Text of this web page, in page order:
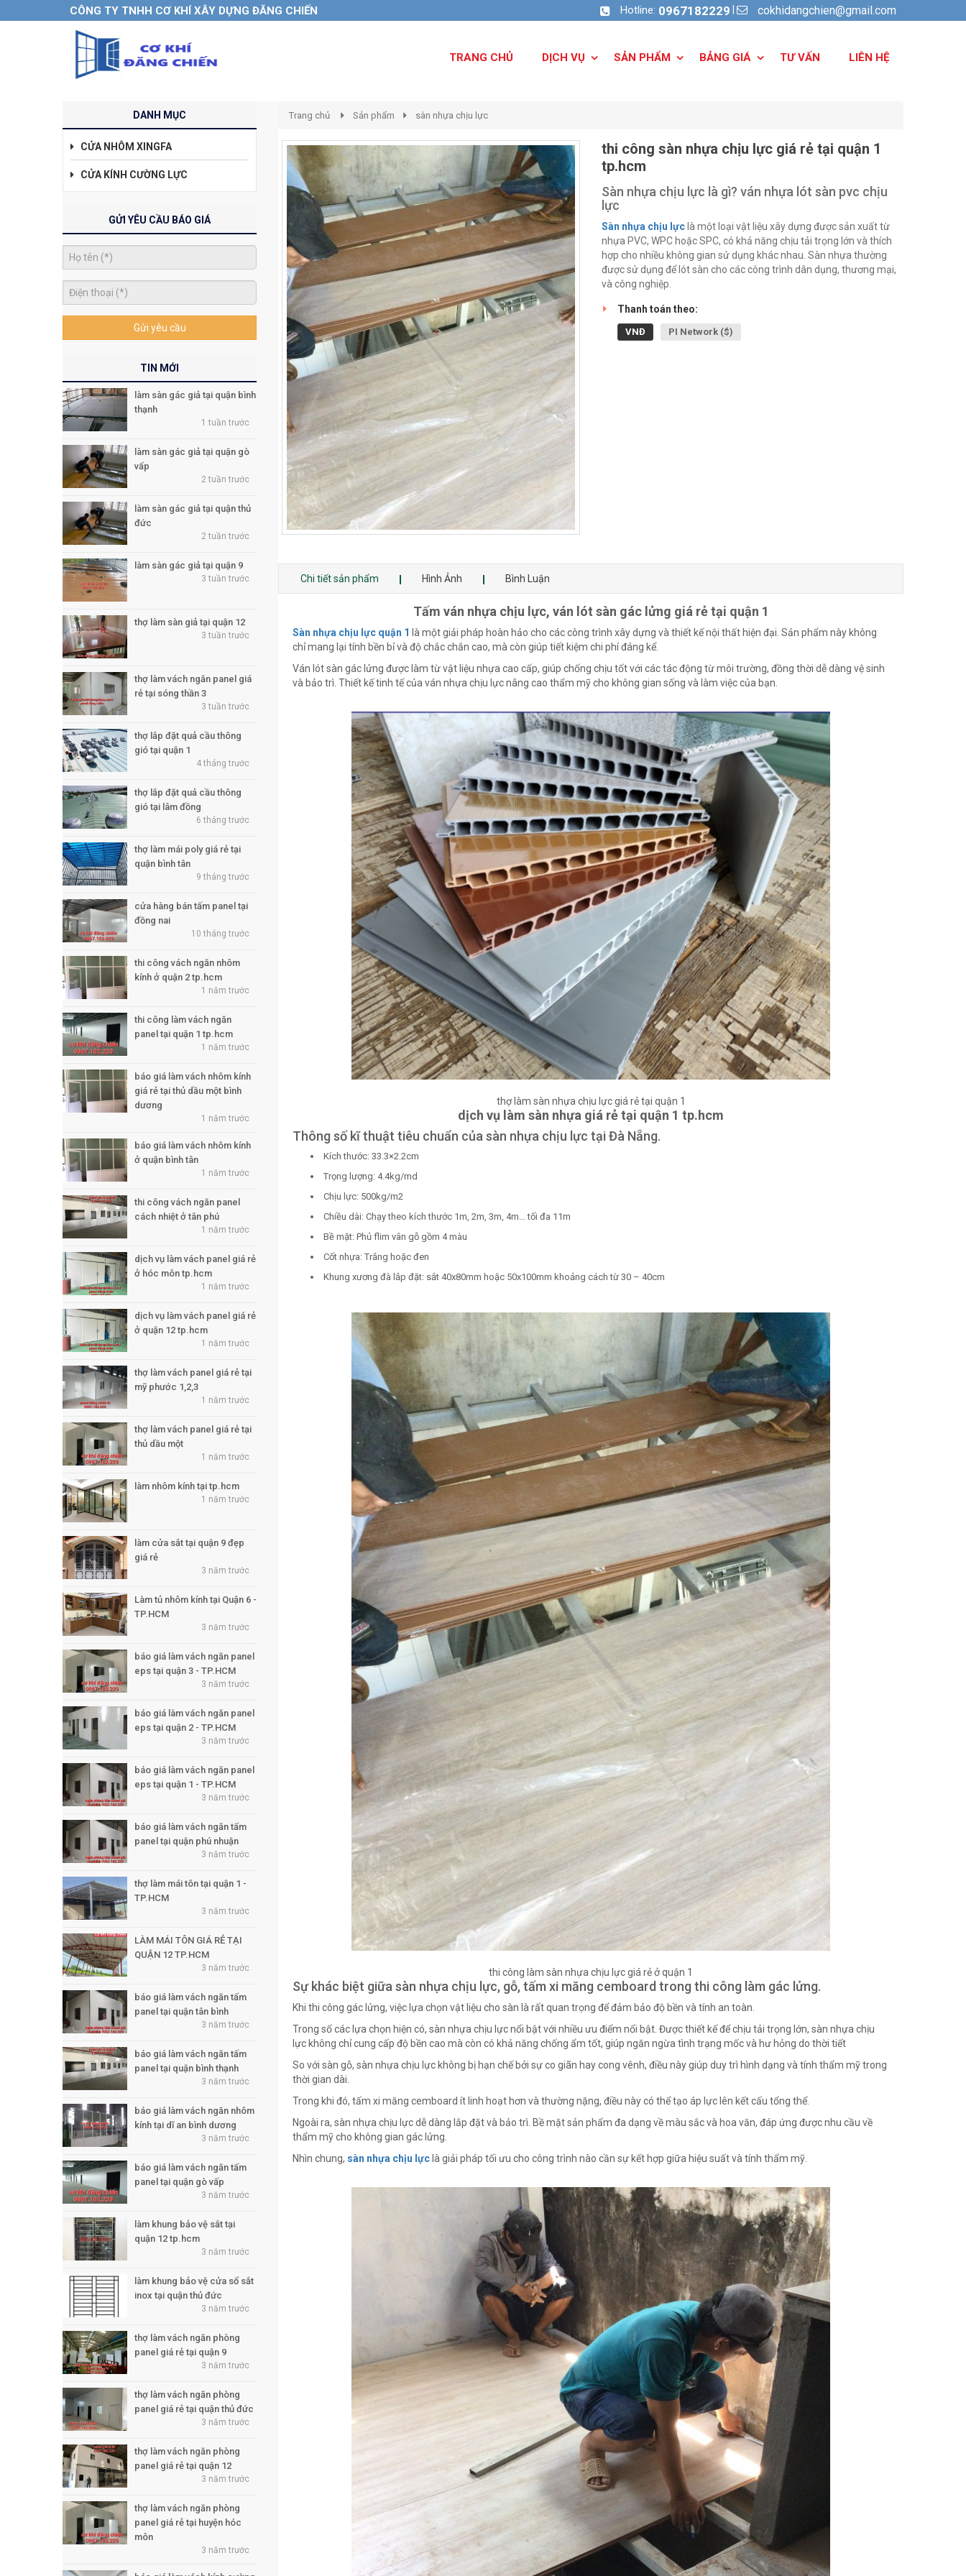
CÔNG TY TNHH CƠ KHÍ XÂY DỰNG ĐĂNG CHIẾN Hotline: 0967182229 cokhidangchien@gmail.com
TRANG CHỦ DỊCH VỤ SẢN PHẨM BẢNG GIÁ TƯ VẤN LIÊN HỆ
DANH MỤC
CỬA NHÔM XINGFA
CỬA KÍNH CƯỜNG LỰC
GỬI YÊU CẦU BÁO GIÁ
Gửi yêu cầu
TIN MỚI
làm sàn gác giả tại quận bình
thạnh
1 tuần trước
làm sàn gác giả tại quận gò
vấp
2 tuần trước
làm sàn gác giả tại quận thủ
đức
2 tuần trước
làm sàn gác giả tại quận 9
3 tuần trước
thợ làm sàn giả tại quận 12
3 tuần trước
thợ làm vách ngăn panel giá
rẻ tại sóng thần 3
3 tuần trước
thợ lắp đặt quả cầu thông
gió tại quận 1
4 tháng trước
thợ lắp đặt quả cầu thông
gió tại lâm đồng
6 tháng trước
thợ làm mái poly giá rẻ tại
quận bình tân
9 tháng trước
cửa hàng bán tấm panel tại
đồng nai
10 tháng trước
thi công vách ngăn nhôm
kính ở quận 2 tp.hcm
1 năm trước
thi công làm vách ngăn
panel tại quận 1 tp.hcm
1 năm trước
báo giá làm vách nhôm kính
giá rẻ tại thủ dầu một bình
dương
1 năm trước
báo giá làm vách nhôm kính
ở quận bình tân
1 năm trước
thi công vách ngăn panel
cách nhiệt ở tân phú
1 năm trước
dịch vụ làm vách panel giá rẻ
ở hóc môn tp.hcm
1 năm trước
dịch vụ làm vách panel giá rẻ
ở quận 12 tp.hcm
1 năm trước
thợ làm vách panel giá rẻ tại
mỹ phước 1,2,3
1 năm trước
thợ làm vách panel giá rẻ tại
thủ dầu một
1 năm trước
làm nhôm kính tại tp.hcm
1 năm trước
làm cửa sắt tại quận 9 đẹp
giá rẻ
3 năm trước
Làm tủ nhôm kính tại Quận 6 -
TP.HCM
3 năm trước
báo giá làm vách ngăn panel
eps tại quận 3 - TP.HCM
3 năm trước
báo giá làm vách ngăn panel
eps tại quận 2 - TP.HCM
3 năm trước
báo giá làm vách ngăn panel
eps tại quận 1 - TP.HCM
3 năm trước
báo giá làm vách ngăn tấm
panel tại quận phú nhuận
3 năm trước
thợ làm mái tôn tại quận 1 -
TP.HCM
3 năm trước
LÀM MÁI TÔN GIÁ RẺ TẠI
QUẬN 12 TP.HCM
3 năm trước
báo giá làm vách ngăn tấm
panel tại quận tân bình
3 năm trước
báo giá làm vách ngăn tấm
panel tại quận bình thạnh
3 năm trước
báo giá làm vách ngăn nhôm
kính tại dĩ an bình dương
3 năm trước
báo giá làm vách ngăn tấm
panel tại quận gò vấp
3 năm trước
làm khung bảo vệ sắt tại
quận 12 tp.hcm
3 năm trước
làm khung bảo vệ cửa sổ sắt
inox tại quận thủ đức
3 năm trước
thợ làm vách ngăn phòng
panel giá rẻ tại quận 9
3 năm trước
thợ làm vách ngăn phòng
panel giá rẻ tại quận thủ đức
3 năm trước
thợ làm vách ngăn phòng
panel giá rẻ tại quận 12
3 năm trước
thợ làm vách ngăn phòng
panel giá rẻ tại huyện hóc
môn
3 năm trước
Trang chủ Sản phẩm sàn nhựa chịu lực
thi công sàn nhựa chịu lực giá rẻ tại quận 1
tp.hcm
Sàn nhựa chịu lực là gì? ván nhựa lót sàn pvc chịu
lực
Sàn nhựa chịu lực là một loại vật liệu xây dựng được sản xuất từ
nhựa PVC, WPC hoặc SPC, có khả năng chịu tải trọng lớn và thích
hợp cho nhiều không gian sử dụng khác nhau. Sàn nhựa thường
được sử dụng để lót sàn cho các công trình dân dụng, thương mại,
và công nghiệp.
Thanh toán theo:
VNĐ PI Network ($)
Chi tiết sản phẩm Hình Ảnh Bình Luận
Tấm ván nhựa chịu lực, ván lót sàn gác lửng giá rẻ tại quận 1
Sàn nhựa chịu lực quận 1 là một giải pháp hoàn hảo cho các công trình xây dựng và thiết kế nội thất hiện đại. Sản phẩm này không
chỉ mang lại tính bền bỉ và độ chắc chắn cao, mà còn giúp tiết kiệm chi phí đáng kể.
Ván lót sàn gác lửng được làm từ vật liệu nhựa cao cấp, giúp chống chịu tốt với các tác động từ môi trường, đồng thời dễ dàng vệ sinh
và bảo trì. Thiết kế tinh tế của ván nhựa chịu lực nâng cao thẩm mỹ cho không gian sống và làm việc của bạn.
thợ làm sàn nhựa chịu lực giá rẻ tại quận 1
dịch vụ làm sàn nhựa giá rẻ tại quận 1 tp.hcm
Thông số kĩ thuật tiêu chuẩn của sàn nhựa chịu lực tại Đà Nẵng.
Kích thước: 33.3×2.2cm
Trọng lượng: 4.4kg/md
Chịu lực: 500kg/m2
Chiều dài: Chạy theo kích thước 1m, 2m, 3m, 4m… tối đa 11m
Bề mặt: Phủ flim vân gỗ gồm 4 màu
Cốt nhựa: Trắng hoặc đen
Khung xương đà lắp đặt: sắt 40x80mm hoặc 50x100mm khoảng cách từ 30 – 40cm
thi công làm sàn nhựa chịu lực giá rẻ ở quận 1
Sự khác biệt giữa sàn nhựa chịu lực, gỗ, tấm xi măng cemboard trong thi công làm gác lửng.
Khi thi công gác lửng, việc lựa chọn vật liệu cho sàn là rất quan trọng để đảm bảo độ bền và tính an toàn.
Trong số các lựa chọn hiện có, sàn nhựa chịu lực nổi bật với nhiều ưu điểm nổi bật. Được thiết kế để chịu tải trọng lớn, sàn nhựa chịu
lực không chỉ cung cấp độ bền cao mà còn có khả năng chống ẩm tốt, giúp ngăn ngừa tình trạng mốc và hư hỏng do thời tiết
So với sàn gỗ, sàn nhựa chịu lực không bị hạn chế bởi sự co giãn hay cong vênh, điều này giúp duy trì hình dạng và tính thẩm mỹ trong
thời gian dài.
Trong khi đó, tấm xi măng cemboard ít linh hoạt hơn và thường nặng, điều này có thể tạo áp lực lên kết cấu tổng thể.
Ngoài ra, sàn nhựa chịu lực dễ dàng lắp đặt và bảo trì. Bề mặt sản phẩm đa dạng về màu sắc và hoa văn, đáp ứng được nhu cầu về
thẩm mỹ cho không gian gác lửng.
Nhìn chung, sàn nhựa chịu lực là giải pháp tối ưu cho công trình nào cần sự kết hợp giữa hiệu suất và tính thẩm mỹ.